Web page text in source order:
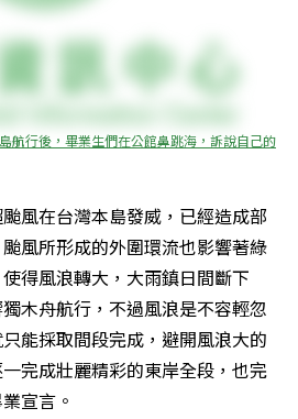
航行後，畢業生們在公館鼻跳海，訴說自己的
風在台灣本島發威，已經造成部
風所形成的外圍環流也影響著綠
得風浪轉大，大雨鎮日間斷下
木舟航行，不過風浪是不容輕忽
能採取間段完成，避開風浪大的
完成壯麗精彩的東岸全段，也完
宣言。